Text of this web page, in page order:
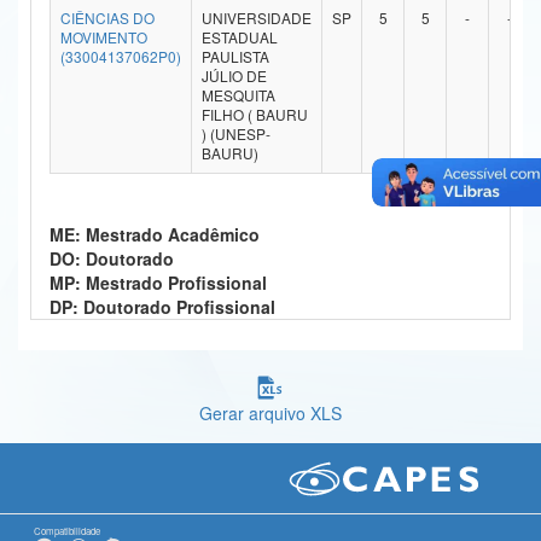
Ministério da Ciência, Tecnologia, Inovações e Comunicações
Ministério do Desenvolvimento Regional
Ministério da Mulher, da Família e dos Direitos Humanos
Secretaria-Geral
Gabinete de Segurança Institucional
Banco Central do Brasil
CIÊNCIAS DO
MOVIMENTO
(33004137062P0)
UNIVERSIDADE
ESTADUAL
PAULISTA
JÚLIO DE
MESQUITA
FILHO ( BAURU
) (UNESP-
BAURU)
SP 5 5 - -
ME: Mestrado Acadêmico
DO: Doutorado
MP: Mestrado Profissional
DP: Doutorado Profissional
Gerar arquivo XLS
Compatibilidade